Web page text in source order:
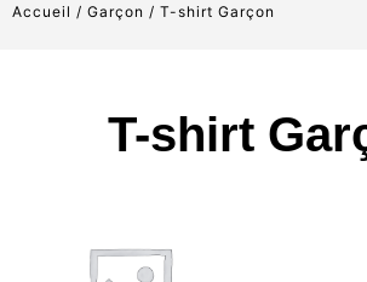
Accueil / Garçon / T-shirt Garçon
T-shirt